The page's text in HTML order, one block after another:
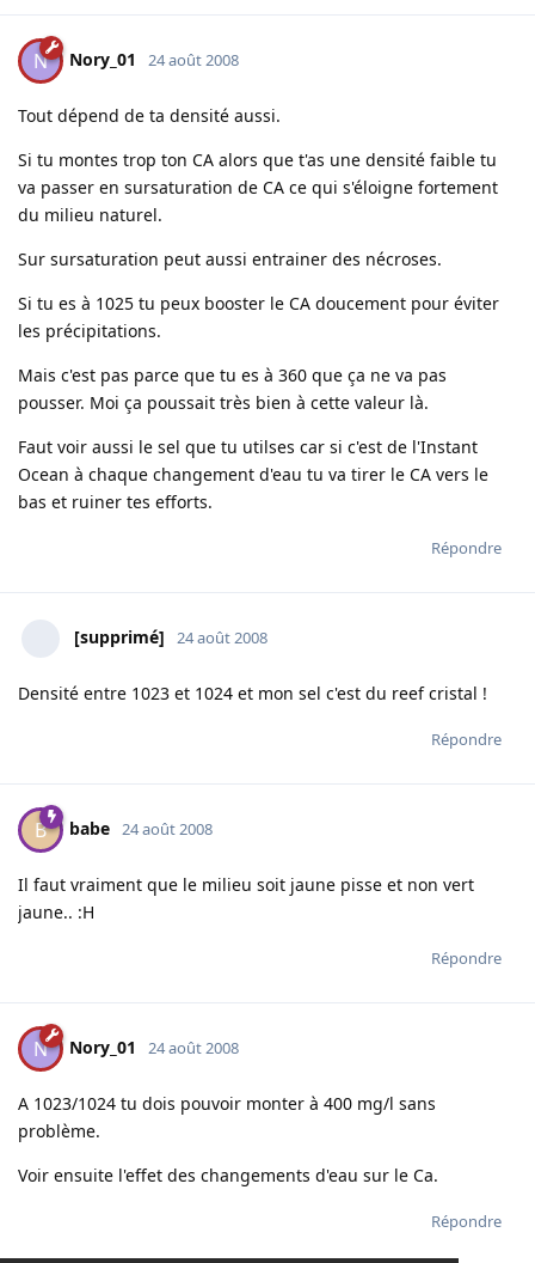
N Nory_01 24 août 2008
Tout dépend de ta densité aussi.
Si tu montes trop ton CA alors que t'as une densité faible tu
va passer en sursaturation de CA ce qui s'éloigne fortement
du milieu naturel.
Sur sursaturation peut aussi entrainer des nécroses.
Si tu es à 1025 tu peux booster le CA doucement pour éviter
les précipitations.
Mais c'est pas parce que tu es à 360 que ça ne va pas
pousser. Moi ça poussait très bien à cette valeur là.
Faut voir aussi le sel que tu utilses car si c'est de l'Instant
Ocean à chaque changement d'eau tu va tirer le CA vers le
bas et ruiner tes efforts.
Répondre
[supprimé] 24 août 2008
Densité entre 1023 et 1024 et mon sel c'est du reef cristal !
Répondre
B babe 24 août 2008
Il faut vraiment que le milieu soit jaune pisse et non vert
jaune.. :H
Répondre
N Nory_01 24 août 2008
A 1023/1024 tu dois pouvoir monter à 400 mg/l sans
problème.
Voir ensuite l'effet des changements d'eau sur le Ca.
Répondre